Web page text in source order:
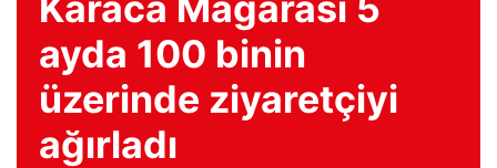
ayda 100 binin
üzerinde ziyaretçiyi
ağırladı